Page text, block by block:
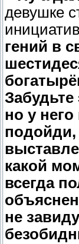
девушке
гений в
но у
подойди,
какой
всегда
не